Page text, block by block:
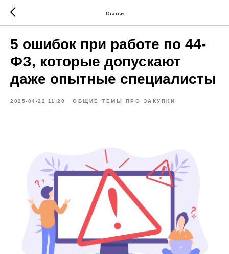
Статьи
5 ошибок при работе по 44-
ФЗ, которые допускают
даже опытные специалисты
2025-04-22 11:20 ОБЩИЕ ТЕМЫ ПРО ЗАКУПКИ